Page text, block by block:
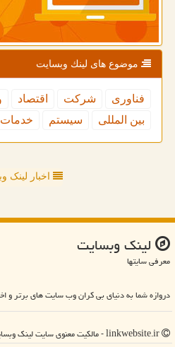
موضوع های لینك وبسایت
فناوری شركت اقتصاد
بین المللی
سیستم خدمات
اخبار لینک
لینك وبسایت
معرفی سایتها
دروازه شما به دنیای بی کران وب سایت های برتر و